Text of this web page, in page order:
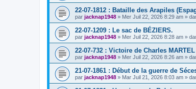
22-07-1812 : Bataille des Arapiles
par jacknap1948 » Mer Juil 22, 2026 8:29 am »
22-07-1209 : Le sac de BÉZIERS.
par jacknap1948 » Mer Juil 22, 2026 8:28 am »
22-07-732 : Victoire de Charles
par jacknap1948 » Mer Juil 22, 2026 8:26 am »
21-07-1861 : Début de la guerre de
par jacknap1948 » Mar Juil 21, 2026 8:03 am »